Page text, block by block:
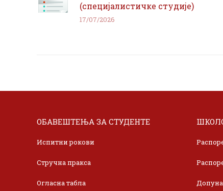
(специјалистичке студије)
17/07/2026
ОБАВЕШТЕЊА ЗА СТУДЕНТЕ
Испитни рокови
Стручна пракса
Огласна табла Допуна